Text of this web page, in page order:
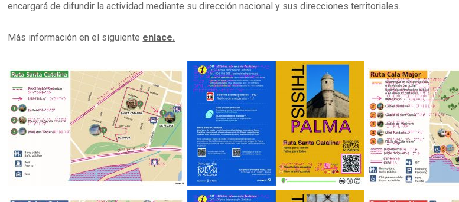
encargará de difundir la actividad mediante su dirección nacional y sus direcciones territoriales.
Más información en el siguiente enlace.